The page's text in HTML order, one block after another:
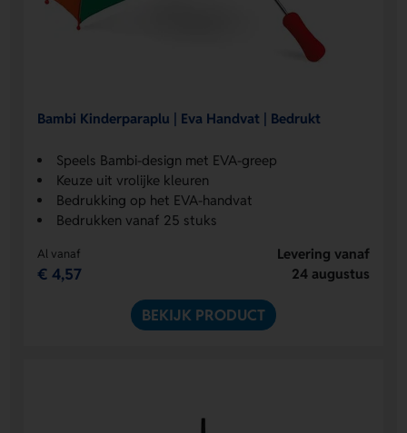
Bambi Kinderparaplu | Eva Handvat | Bedrukt
Speels Bambi-design met EVA-greep
Keuze uit vrolijke kleuren
Bedrukking op het EVA-handvat
Bedrukken vanaf 25 stuks
Al vanaf
€ 4,57
Levering vanaf
24 augustus
BEKIJK PRODUCT